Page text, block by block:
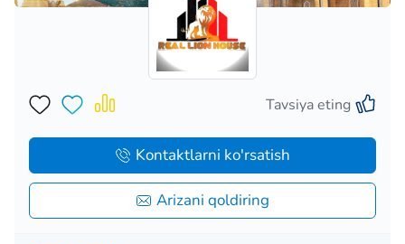
Tavsiya eting
Arizani qoldiring
Kontaktlarni ko'rsatish